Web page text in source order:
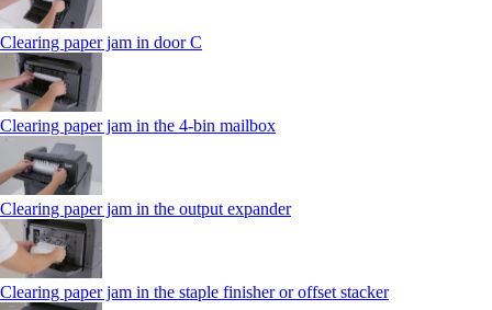
Clearing paper jam in door C
Clearing paper jam in the 4‑bin mailbox
Clearing paper jam in the output expander
Clearing paper jam in the staple finisher or offset stacker